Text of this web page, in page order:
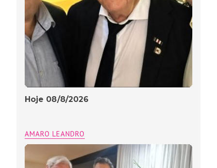
Hoje 08/8/2026
AMARO LEANDRO